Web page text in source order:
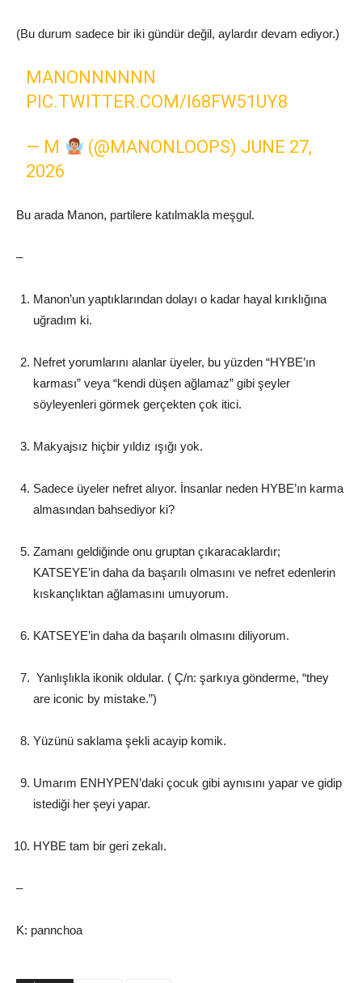
(Bu durum sadece bir iki gündür değil, aylardır devam ediyor.)
MANONNNNNN
PIC.TWITTER.COM/I68FW51UY8
— M (@MANONLOOPS) JUNE 27,
2026
Bu arada Manon, partilere katılmakla meşgul.
–
Manon’un yaptıklarından dolayı o kadar hayal kırıklığına
uğradım ki.
Nefret yorumlarını alanlar üyeler, bu yüzden “HYBE’ın
karması” veya “kendi düşen ağlamaz” gibi şeyler
söyleyenleri görmek gerçekten çok itici.
Makyajsız hiçbir yıldız ışığı yok.
Sadece üyeler nefret alıyor. İnsanlar neden HYBE’ın karma
almasından bahsediyor ki?
Zamanı geldiğinde onu gruptan çıkaracaklardır;
KATSEYE’in daha da başarılı olmasını ve nefret edenlerin
kıskançlıktan ağlamasını umuyorum.
KATSEYE’in daha da başarılı olmasını diliyorum.
Yanlışlıkla ikonik oldular. ( Ç/n: şarkıya gönderme, “they
are iconic by mistake.”)
Yüzünü saklama şekli acayip komik.
Umarım ENHYPEN’daki çocuk gibi aynısını yapar ve gidip
istediği her şeyi yapar.
HYBE tam bir geri zekalı.
–
K: pannchoa